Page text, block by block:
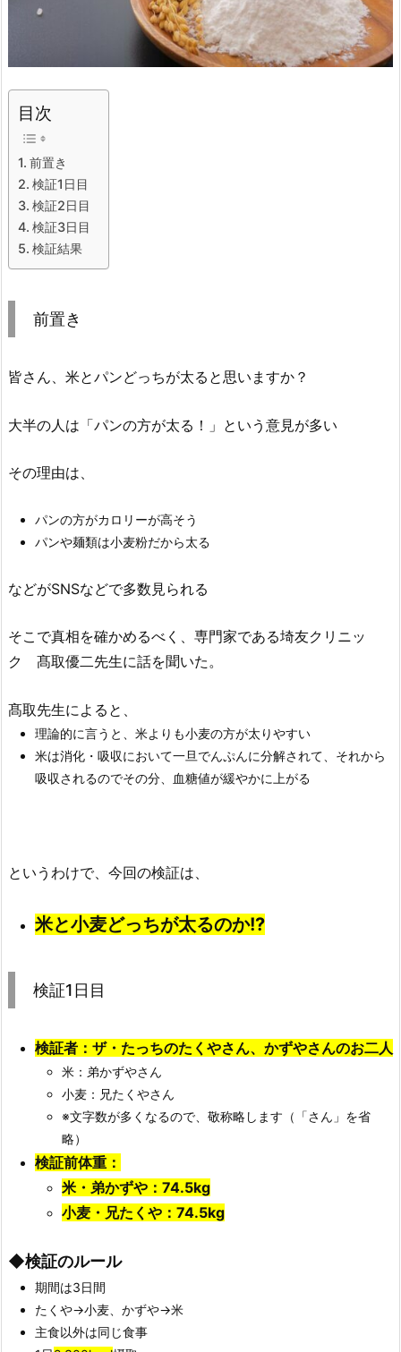
目次
前置き
検証1日目
検証2日目
検証3日目
検証結果
前置き
皆さん、米とパンどっちが太ると思いますか？
大半の人は「パンの方が太る！」という意見が多い
その理由は、
パンの方がカロリーが高そう
パンや麺類は小麦粉だから太る
などがSNSなどで多数見られる
そこで真相を確かめるべく、専門家である埼友クリニッ
ク 髙取優二先生に話を聞いた。
髙取先生によると、
理論的に言うと、米よりも小麦の方が太りやすい
米は消化・吸収において一旦でんぷんに分解されて、それから
吸収されるのでその分、血糖値が緩やかに上がる
というわけで、今回の検証は、
米と小麦どっちが太るのか!?
検証1日目
検証者：ザ・たっちのたくやさん、かずやさんのお二人
米：弟かずやさん
小麦：兄たくやさん
※文字数が多くなるので、敬称略します（「さん」を省
略）
検証前体重：
米・弟かずや：74.5kg
小麦・兄たくや：74.5kg
◆検証のルール
期間は3日間
たくや→小麦、かずや→米
主食以外は同じ食事